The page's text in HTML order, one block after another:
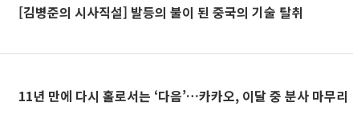
[김병준의 시사직설] 발등의 불이 된 중국의 기술 탈취
11년 만에 다시 홀로서는 ‘다음’…카카오, 이달 중 분사 마무리